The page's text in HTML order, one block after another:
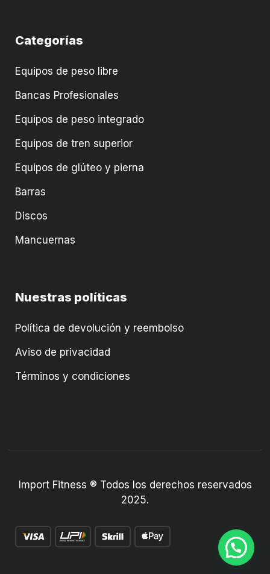
Categorías
Equipos de peso libre
Bancas Profesionales
Equipos de peso integrado
Equipos de tren superior
Equipos de glúteo y pierna
Barras
Discos
Mancuernas
Nuestras políticas
Política de devolución y reembolso
Aviso de privacidad
Términos y condiciones
Import Fitness ® Todos los derechos reservados
2025.